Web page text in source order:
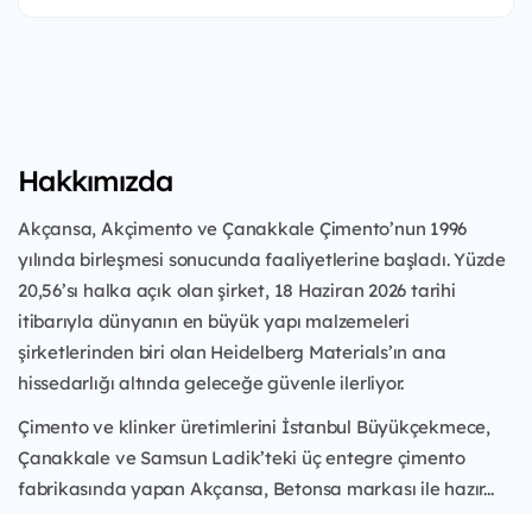
Hakkımızda
Akçansa, Akçimento ve Çanakkale Çimento’nun 1996
yılında birleşmesi sonucunda faaliyetlerine başladı. Yüzde
20,56’sı halka açık olan şirket, 18 Haziran 2026 tarihi
itibarıyla dünyanın en büyük yapı malzemeleri
şirketlerinden biri olan Heidelberg Materials’ın ana
hissedarlığı altında geleceğe güvenle ilerliyor.
Çimento ve klinker üretimlerini İstanbul Büyükçekmece,
Çanakkale ve Samsun Ladik’teki üç entegre çimento
fabrikasında yapan Akçansa, Betonsa markası ile hazır...